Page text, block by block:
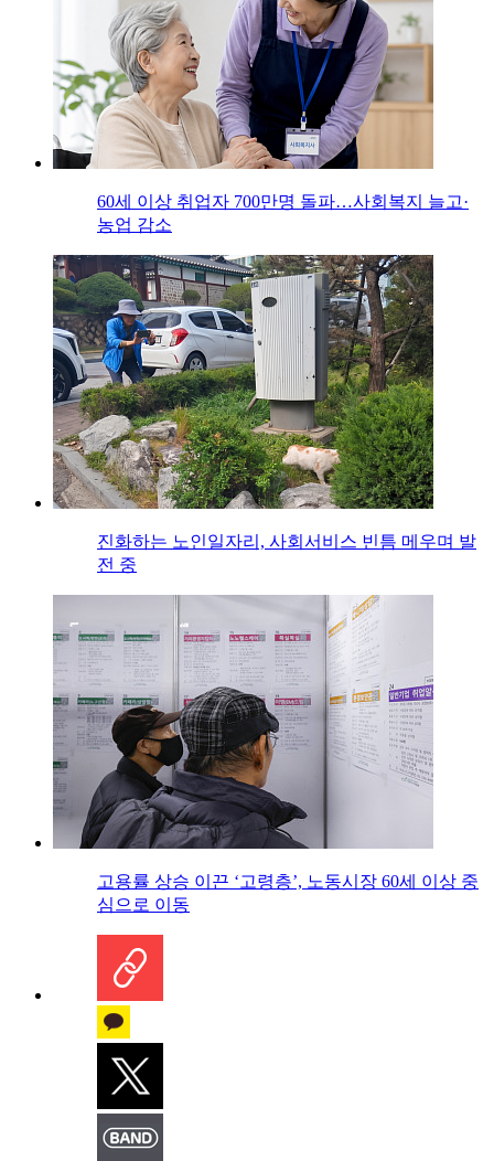
60세 이상 취업자 700만명 돌파…사회복지 늘고·
농업 감소
진화하는 노인일자리, 사회서비스 빈틈 메우며 발
전 중
고용률 상승 이끈 ‘고령층’, 노동시장 60세 이상 중
심으로 이동